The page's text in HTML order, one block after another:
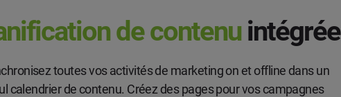
de contenuintégrée
toutes vos activités de marketing on et offline dans un
calendrier de contenu. Créez des pages pour vos campagnes